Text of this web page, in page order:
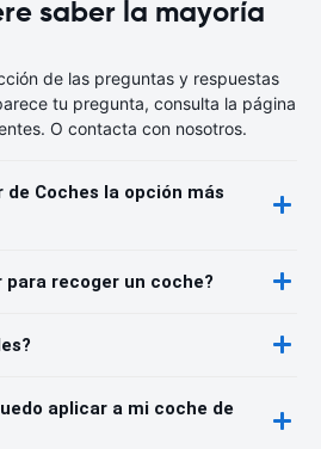
saber la mayoría
de las preguntas y respuestas
tu pregunta, consulta la página
O contacta con nosotros.
de Coches la opción más
para recoger un coche?
aplicar a mi coche de